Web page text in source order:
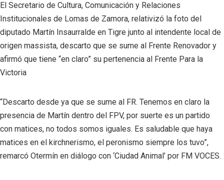
El Secretario de Cultura, Comunicación y Relaciones
Institucionales de Lomas de Zamora, relativizó la foto del
diputado Martín Insaurralde en Tigre junto al intendente local de
origen massista, descarto que se sume al Frente Renovador y
afirmó que tiene “en claro” su pertenencia al Frente Para la
Victoria
“Descarto desde ya que se sume al FR. Tenemos en claro la
presencia de Martín dentro del FPV, por suerte es un partido
con matices, no todos somos iguales. Es saludable que haya
matices en el kirchnerismo, el peronismo siempre los tuvo”,
remarcó Otermín en diálogo con ‘Ciudad Animal’ por FM VOCES.